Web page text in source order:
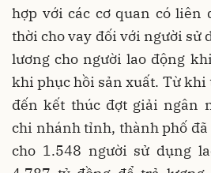
hợp với các cơ quan có
thời cho vay đối với người sử
lương cho người lao động
khi phục hồi sản xuất. Từ
đến kết thúc đợt giải ngân
chi nhánh tỉnh, thành phố
cho 1.548 người sử dụng